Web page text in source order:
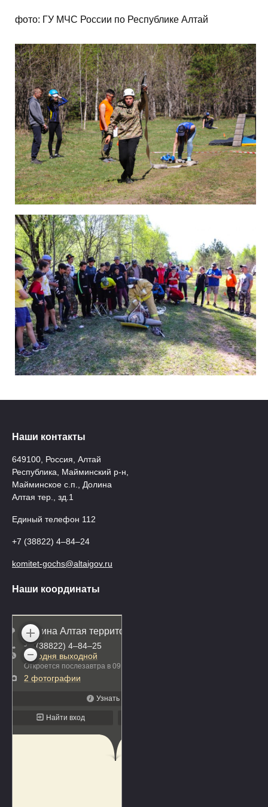
фото: ГУ МЧС России по Республике Алтай
Наши контакты
649100, Россия, Алтай
Республика, Майминский р-н,
Майминское с.п., Долина
Алтая тер., зд.1
Единый телефон 112
+7 (38822) 4‒84‒24
komitet-gochs@altaigov.ru
Наши координаты